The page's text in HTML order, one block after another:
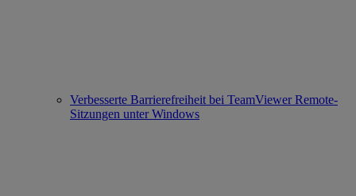
Verbesserte Barrierefreiheit bei TeamViewer Remote-
Sitzungen unter Windows